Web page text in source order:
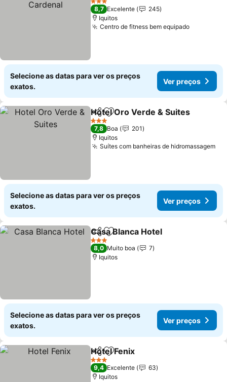
3 Estrelas
8,7 Excelente
245
Iquitos
Centro de fitness bem equipado
Selecione as datas para ver os preços
exatos.
Ver preços
PartilharAdicionar aos favoritos
Hotel Oro Verde & Suites
3 Estrelas
7,8 Boa
201
Iquitos
Suítes com banheiras de hidromassagem
Selecione as datas para ver os preços
exatos.
Ver preços
PartilharAdicionar aos favoritos
Casa Blanca Hotel
3 Estrelas
8,0 Muito boa
7
Iquitos
Selecione as datas para ver os preços
exatos.
Ver preços
PartilharAdicionar aos favoritos
Hotel Fenix
3 Estrelas
9,4 Excelente
63
Iquitos